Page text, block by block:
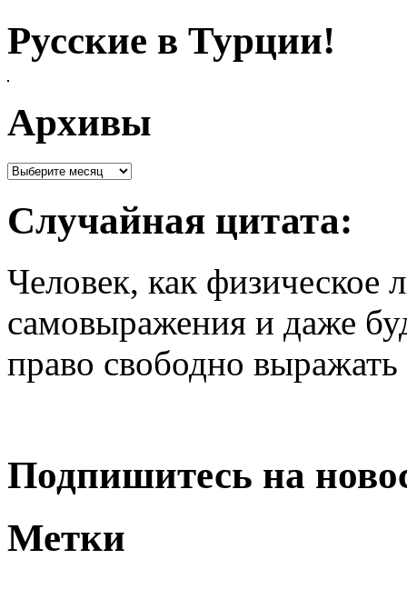
Русские в Турции!
Архивы
Случайная цитата:
Человек, как физическое
самовыражения и даже
право свободно выражать
Подпишитесь на
Метки